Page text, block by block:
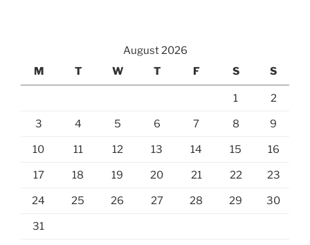
August 2026
M
T W T F S S
1 2
3 4 5 6 7 8 9
10 11 12 13 14 15 16
17 18 19 20 21 22 23
24 25 26 27 28 29 30
31